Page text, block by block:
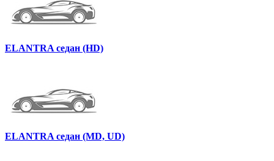
ELANTRA седан (HD)
ELANTRA седан (MD, UD)